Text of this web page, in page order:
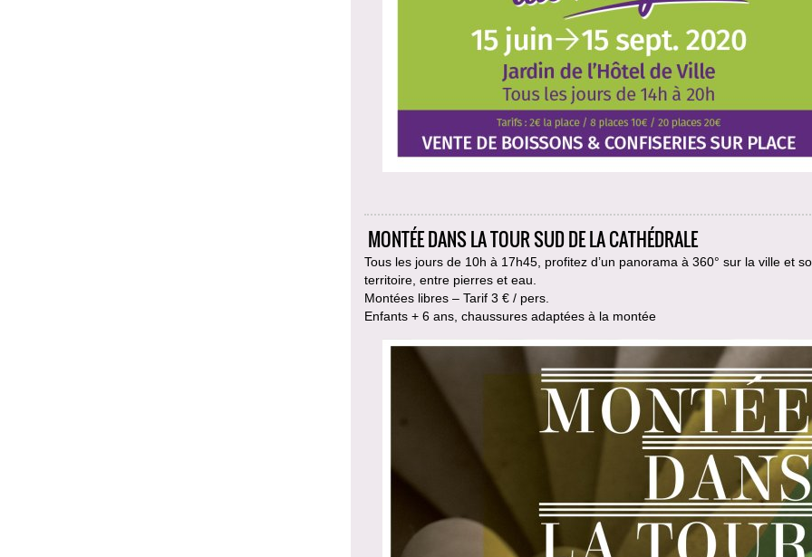
MONTÉE DANS LA TOUR SUD DE LA CATHÉDRALE
Tous les jours de 10h à 17h45, profitez d’un panorama à 360° sur la ville et
territoire, entre pierres et eau.
Montées libres – Tarif 3 € / pers.
Enfants + 6 ans, chaussures adaptées à la montée